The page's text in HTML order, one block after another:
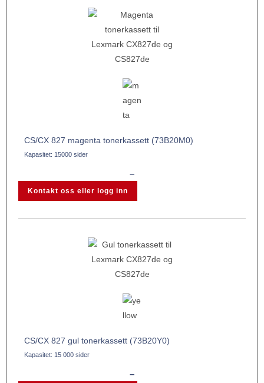
CS/CX 827 magenta tonerkassett (73B20M0)
Kapasitet: 15000 sider
–
Kontakt oss eller logg inn
CS/CX 827 gul tonerkassett (73B20Y0)
Kapasitet: 15 000 sider
–